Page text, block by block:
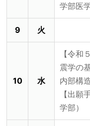
学部医
9 火
10 水
【令和
震学の
内部構
【出願
学部）